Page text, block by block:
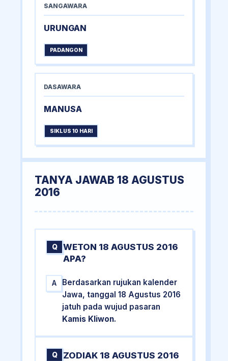
SANGAWARA
URUNGAN
PADANGON
DASAWARA
MANUSA
SIKLUS 10 HARI
TANYA JAWAB 18 AGUSTUS
2016
Q
WETON 18 AGUSTUS 2016
APA?
A
Berdasarkan rujukan kalender
Jawa, tanggal 18 Agustus 2016
jatuh pada wujud pasaran
Kamis Kliwon.
Q
ZODIAK 18 AGUSTUS 2016